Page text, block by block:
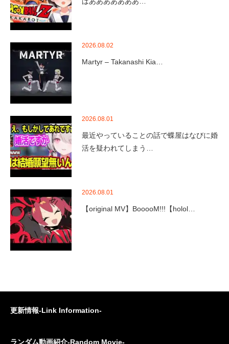
2026.08.02
Martyr – Takanashi Kia…
2026.08.01
最近やっていることの話で蝶屋はなびに婚
活を疑われてしまう…
2026.08.01
【original MV】BooooM!!!【holol…
更新情報-Link Information-
ランダム動画紹介-Random Movie-